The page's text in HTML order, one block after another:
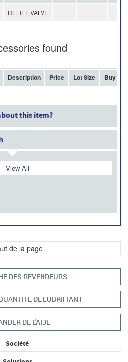
RELIEF VALVE
found
Description Price Lot Size Buy
this item?
View All
de la page
DES REVENDEURS
DE LUBRIFIANT
DE L'AIDE
Société